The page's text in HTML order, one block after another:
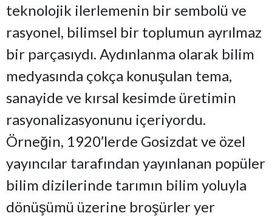
teknolojik ilerlemenin bir sembolü ve
rasyonel, bilimsel bir toplumun ayrılmaz
bir parçasıydı. Aydınlanma olarak bilim
medyasında çokça konuşulan tema,
sanayide ve kırsal kesimde üretimin
rasyonalizasyonunu içeriyordu.
Örneğin, 1920’lerde Gosizdat ve özel
yayıncılar tarafından yayınlanan popüler
bilim dizilerinde tarımın bilim yoluyla
dönüşümü üzerine broşürler yer